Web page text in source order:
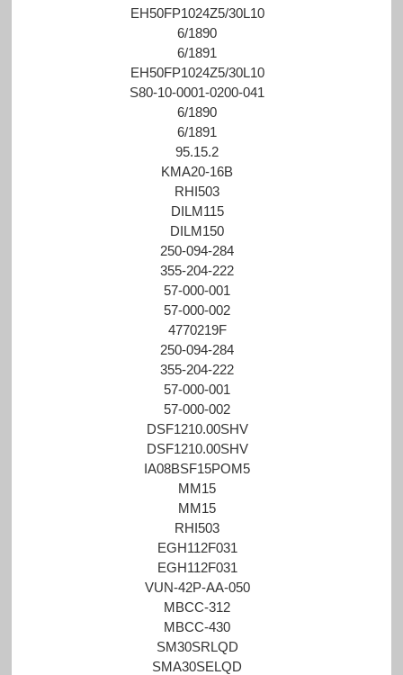
EH50FP1024Z5/30L10
6/1890
6/1891
EH50FP1024Z5/30L10
S80-10-0001-0200-041
6/1890
6/1891
95.15.2
KMA20-16B
RHI503
DILM115
DILM150
250-094-284
355-204-222
57-000-001
57-000-002
4770219F
250-094-284
355-204-222
57-000-001
57-000-002
DSF1210.00SHV
DSF1210.00SHV
IA08BSF15POM5
MM15
MM15
RHI503
EGH112F031
EGH112F031
VUN-42P-AA-050
MBCC-312
MBCC-430
SM30SRLQD
SMA30SELQD